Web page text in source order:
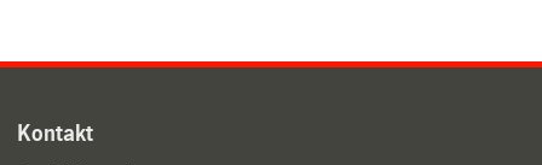
Kontakt